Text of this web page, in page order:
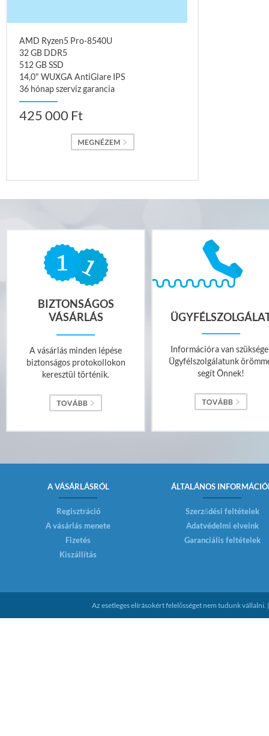
AMD Ryzen5 Pro-8540U
32 GB DDR5
512 GB SSD
14,0" WUXGA AntiGlare IPS
36 hónap szerviz garancia
425 000 Ft
BIZTONSÁGOS
VÁSÁRLÁS
A vásárlás minden lépése
biztonságos protokollokon
keresztül történik.
Információra van
Ügyfélszolgálatunk
segít Önnek!
A VÁSÁRLÁSRÓL
Regisztráció
A vásárlás menete
Fizetés
Kiszállítás
ÁLTALÁNOS
Szerződési feltételek
Adatvédelmi elveink
Garanciális feltételek
Az esetleges elírásokért felelősséget nem tudunk